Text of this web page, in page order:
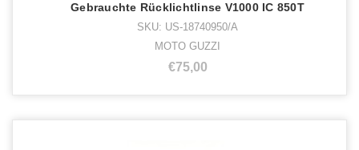
Gebrauchte Rücklichtlinse V1000 IC 850T
SKU: US-18740950/A
MOTO GUZZI
€75,00